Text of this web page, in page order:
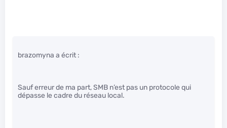
brazomyna a écrit :
Sauf erreur de ma part, SMB n’est pas un protocole qui
dépasse le cadre du réseau local.